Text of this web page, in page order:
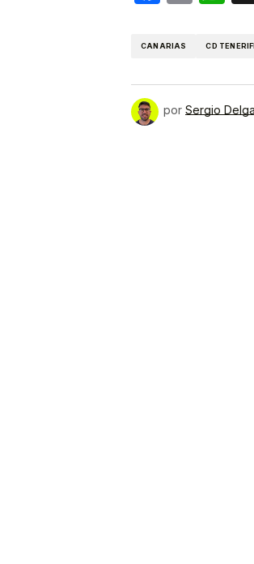
CANARIAS CD
por Sergio